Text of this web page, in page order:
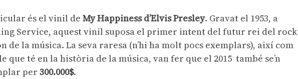
és el vinil de My Happiness d’Elvis Presley. Gravat el 1953, a
Service, aquest vinil suposa el primer intent del futur rei del rock
de la música. La seva raresa (n’hi ha molt pocs exemplars), així com
que té en la història de la música, van fer que el 2015 també se’n
per300.000$.